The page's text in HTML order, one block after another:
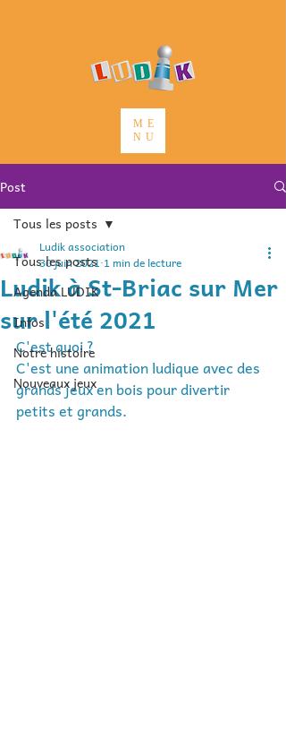
ME
NU
Post
Tous les posts
Agenda LUDIK
Infos
Notre histoire
Nouveaux jeux
Tous les posts
Ludik à St-Briac sur Mer
sur l'été 2021
Ludik association
30 juin 2021 1 min de lecture
C'est quoi ?
C'est une animation ludique avec des
grands jeux en bois pour divertir
petits et grands.